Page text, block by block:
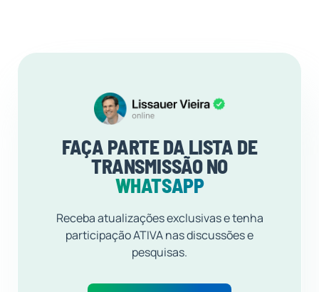
FAÇA PARTE DA LISTA DE
TRANSMISSÃO NO
WHATSAPP
Receba atualizações exclusivas e tenha
participação ATIVA nas discussões e
pesquisas.